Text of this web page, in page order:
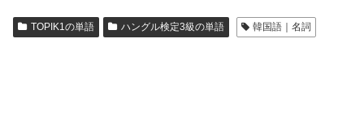
TOPIK1の単語 ハングル検定3級の単語 韓国語｜名詞